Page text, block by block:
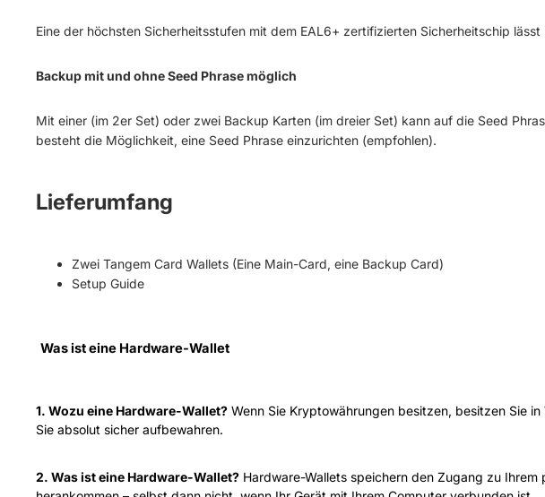
Eine der höchsten Sicherheitsstufen mit dem EAL6+ zertifizierten Sicherheitschip
Backup mit und ohne Seed Phrase möglich
Mit einer (im 2er Set) oder zwei Backup Karten (im dreier Set) kann auf die Seed
besteht die Möglichkeit, eine Seed Phrase einzurichten (empfohlen).
Lieferumfang
Zwei Tangem Card Wallets (Eine Main-Card, eine Backup Card)
Setup Guide
Was ist eine Hardware-Wallet
1. Wozu eine Hardware-Wallet? Wenn Sie Kryptowährungen besitzen, besitzen Sie
Sie absolut sicher aufbewahren.
2. Was ist eine Hardware-Wallet? Hardware-Wallets speichern den Zugang zu